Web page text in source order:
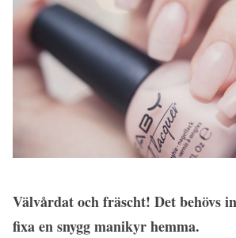
Välvårdat och fräscht! Det behövs
fixa en snygg manikyr hemma.